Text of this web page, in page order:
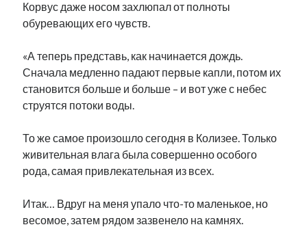
Корвус даже носом захлюпал от полноты
обуревающих его чувств.
«А теперь представь, как начинается дождь.
Сначала медленно падают первые капли, потом их
становится больше и больше – и вот уже с небес
струятся потоки воды.
То же самое произошло сегодня в Колизее. Только
живительная влага была совершенно особого
рода, самая привлекательная из всех.
Итак… Вдруг на меня упало что-то маленькое, но
весомое, затем рядом зазвенело на камнях.